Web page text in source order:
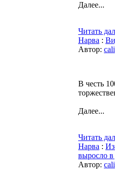
Далее...
Читать
Нарва :
Автор:
В честь
Далее...
Читать
Нарва :
выросло в
Автор: